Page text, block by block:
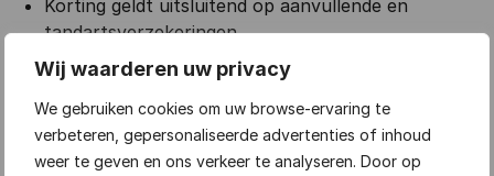
Wij waarderen uw privacy
We gebruiken cookies om uw browse-ervaring te
verbeteren, gepersonaliseerde advertenties of inhoud
weer te geven en ons verkeer te analyseren. Door op
Korting geldt uitsluitend op aanvullende en
tandartsverzekeringen
Vergoedingen verschillen per pakket; controleer
altijd de polisvoorwaarden
Acties en kortingen zijn niet te combineren, tenzij
anders vermeld
Op het Vierstroom lidmaatschap en diensten zijn